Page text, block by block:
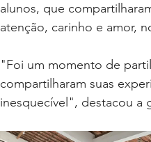
alunos, que
atenção, carinho e amor,
"Foi um momento de
compartilharam suas
inesquecível", destacou a